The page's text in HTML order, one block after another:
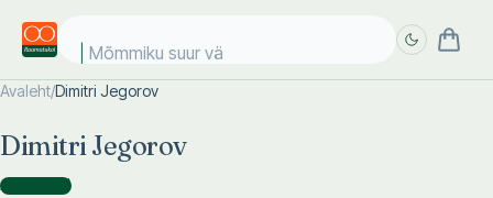
Mõmmiku suur vär
Avaleht/Dimitri Jegorov
Dimitri Jegorov
Autorina )